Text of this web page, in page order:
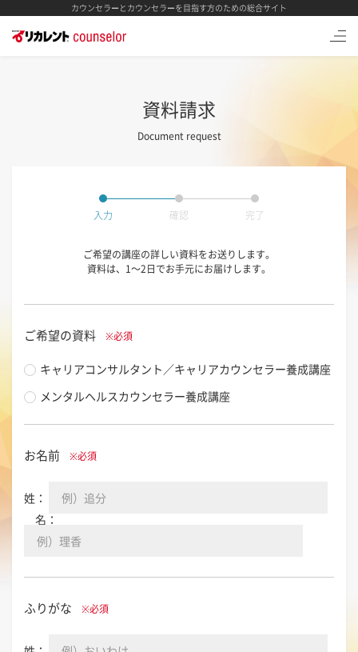
カウンセラーとカウンセラーを目指す方のための総合サイト
資料請求
Document request
入力 確認 完了
ご希望の講座の詳しい資料をお送りします。
資料は、1～2日でお手元にお届けします。
ご希望の資料 ※必須
キャリアコンサルタント／キャリアカウンセラー養成講座
メンタルヘルスカウンセラー養成講座
お名前 ※必須
姓：
名：
ふりがな ※必須